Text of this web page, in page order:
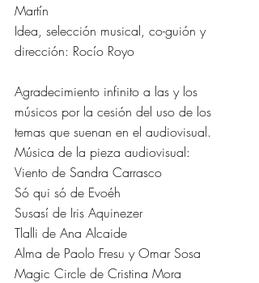
Martín
Idea, selección musical, co-guión y
dirección: Rocío Royo
Agradecimiento infinito a las y los
músicos por la cesión del uso de los
temas que suenan en el audiovisual.
Música de la pieza audiovisual:
Viento de Sandra Carrasco
Só qui só de Evoéh
Susasí de Iris Aquinezer
Tlalli de Ana Alcaide
Alma de Paolo Fresu y Omar Sosa
Magic Circle de Cristina Mora